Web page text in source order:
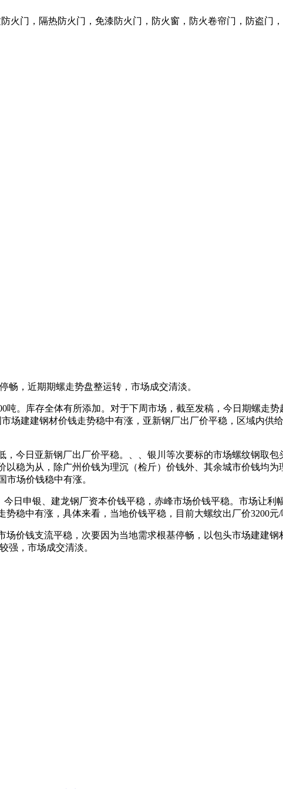
火门，隔热防火门，免漆防火门，防火窗，防火卷帘门，防盗门
，近期期螺走势盘整运转，市场成交清淡。
。库存全体有所添加。对于下周市场，截至发稿，今日期螺走势
场建建钢材价钱走势稳中有涨，亚新钢厂出厂价平稳，区域内供
日亚新钢厂出厂价平稳。、、银川等次要标的市场螺纹钢取包
稳为从，除广州价钱为理沉（检斤）价钱外、其余城市价钱均
场价钱稳中有涨。
申银、建龙钢厂资本价钱平稳，赤峰市场价钱平稳。市场让利幅
稳中有涨，具体来看，当地价钱平稳，目前大螺纹出厂价3200元/
钱支流平稳，次要因为当地需求根基停畅，以包头市场建建钢
强，市场成交清淡。